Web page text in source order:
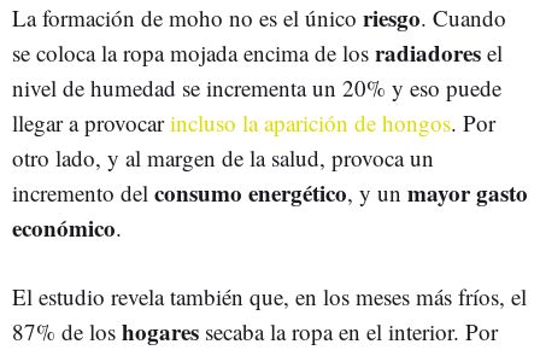
La formación de moho no es el único riesgo. Cuando
se coloca la ropa mojada encima de los radiadores el
nivel de humedad se incrementa un 20% y eso puede
llegar a provocarincluso la aparición de hongos. Por
otro lado, y al margen de la salud, provoca un
incremento del consumo energético, y un mayor gasto
económico.
El estudio revela también que, en los meses más fríos, el
87% de los hogares secaba la ropa en el interior. Por